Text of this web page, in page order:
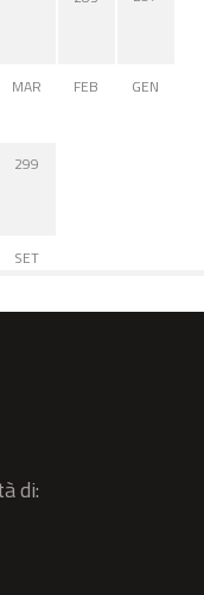
MAR FEB GEN
299
SET
di: